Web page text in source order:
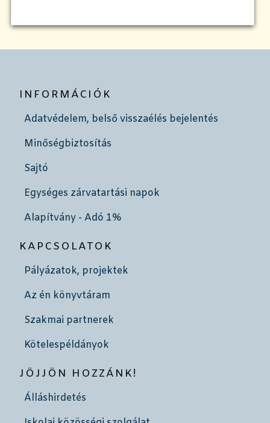
INFORMÁCIÓK
Adatvédelem, belső visszaélés bejelentés
Minőségbiztosítás
Sajtó
Egységes zárvatartási napok
Alapítvány - Adó 1%
KAPCSOLATOK
Pályázatok, projektek
Az én könyvtáram
Szakmai partnerek
Kötelespéldányok
JÖJJÖN HOZZÁNK!
Álláshirdetés